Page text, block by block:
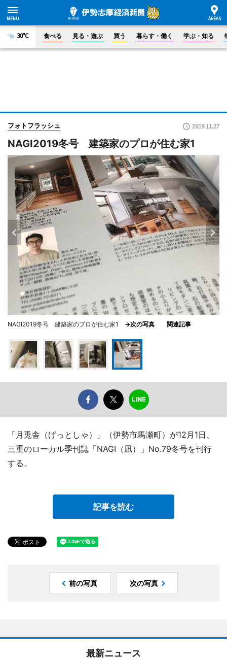
30°C 食べる 見る・遊ぶ 買う 暮らす・働く 学ぶ・知る
フォトフラッシュ 2019.11.27
NAGI2019冬号 建築家のプロが住む家1
NAGI2019冬号 建築家のプロが住む家1 →次の写真 関連記事
「月兎舎（げっとしゃ）」（伊勢市馬瀬町）が12月1日、
三重のローカル季刊誌「NAGI（凪）」No.79冬号を刊行
する。
記事を読む
前の写真 次の写真
最新ニュース